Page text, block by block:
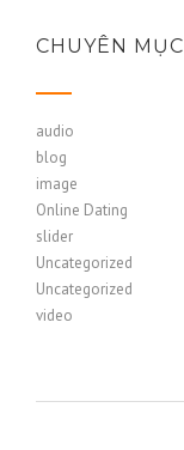
CHUYÊN MỤC
audio
blog
image
Online Dating
slider
Uncategorized
Uncategorized
video